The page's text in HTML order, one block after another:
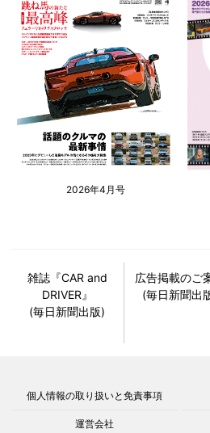
2026年4月号
雑誌『CAR and
DRIVER』
(毎日新聞出版)
広告掲載のご
(毎日新聞出
個人情報の取り扱いと免責事項
運営会社